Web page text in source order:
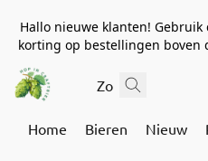
Hallo nieuwe klanten! Gebruik
korting op bestellingen boven
Home Bieren Nieuw